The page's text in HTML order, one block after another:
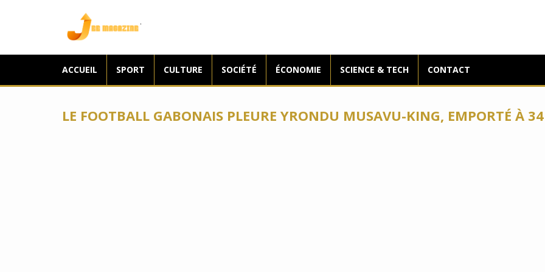
ACCUEIL SPORT CULTURE SOCIÉTÉ ÉCONOMIE SCIENCE & TECH CONTACT
LE FOOTBALL GABONAIS PLEURE YRONDU MUSAVU-KING, EMPORTÉ À